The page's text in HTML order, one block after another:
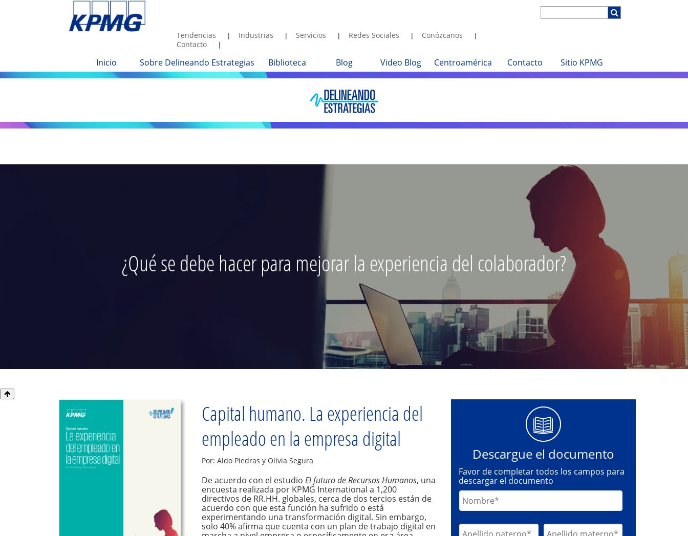
Tendencias Industrias Servicios Redes Sociales
Conózcanos
Contacto
Inicio Sobre Delineando Estrategias Biblioteca Blog Video Blog Centroamérica Contacto Sitio KPMG
¿Qué se debe hacer para mejorar la experiencia del colaborador?
Capital humano. La experiencia del
empleado en la empresa digital
Por: Aldo Piedras y Olivia Segura
De acuerdo con el estudioEl futuro de Recursos Humanos, una
encuesta realizada por KPMG International a 1,200
directivos de RR.HH. globales, cerca de dos tercios están de
acuerdo con que esta función ha sufrido o está
experimentando una transformación digital. Sin embargo,
solo 40% afirma que cuenta con un plan de trabajo digital en
Descargue el documento
Favor de completar todos los campos para
descargar el documento